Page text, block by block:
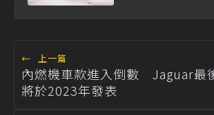
← 上一篇
內燃機車款進入倒數 Jaguar最
將於2023年發表